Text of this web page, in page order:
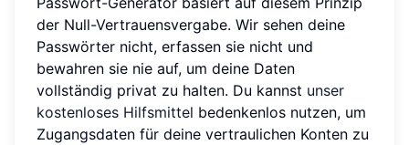
der Null-Vertrauensvergabe. Wir sehen deine
Passwörter nicht, erfassen sie nicht und
bewahren sie nie auf, um deine Daten
vollständig privat zu halten. Du kannst unser
kostenloses Hilfsmittel bedenkenlos nutzen, um
Zugangsdaten für deine vertraulichen Konten zu